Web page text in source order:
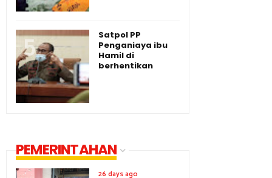
Satpol PP
Penganiaya ibu
Hamil di
berhentikan
PEMERINTAHAN
26 days ago